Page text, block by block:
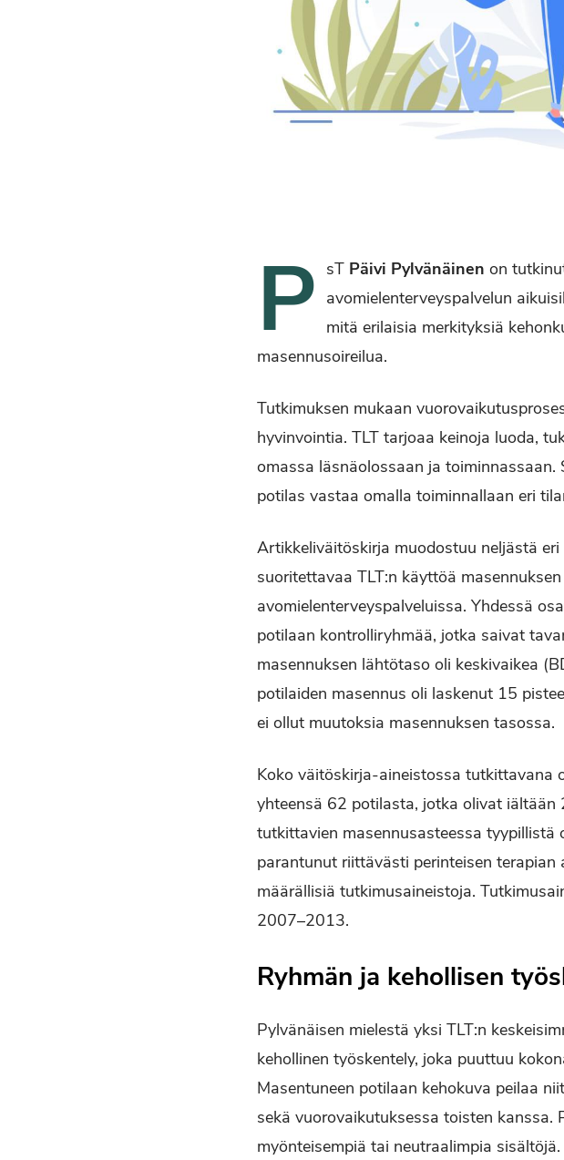
P sT Päivi Pylvänäinen on
avomielenterveyspalvelun
mitä erilaisia merkityksiä
masennusoireilua.
Tutkimuksen mukaan
hyvinvointia. TLT tarjoaa keinoja luoda,
omassa läsnäolossaan ja
potilas vastaa omalla toiminnallaan eri
Artikkeliväitöskirja muodostuu neljästä
suoritettavaa TLT:n käyttöä
avomielenterveyspalveluissa. Yhdessä
potilaan kontrolliryhmää, jotka saivat
masennuksen lähtötaso oli keskivaikea
potilaiden masennus oli laskenut 15
ei ollut muutoksia masennuksen tasossa.
Koko väitöskirja-aineistossa tutkittavana
yhteensä 62 potilasta, jotka olivat iältään
tutkittavien masennusasteessa tyypillistä
parantunut riittävästi perinteisen
määrällisiä tutkimusaineistoja.
2007–2013.
Ryhmän ja kehollisen
Pylvänäisen mielestä yksi TLT:n
kehollinen työskentely, joka puuttuu
Masentuneen potilaan kehokuva peilaa
sekä vuorovaikutuksessa toisten kanssa.
myönteisempiä tai neutraalimpia sisältöjä.